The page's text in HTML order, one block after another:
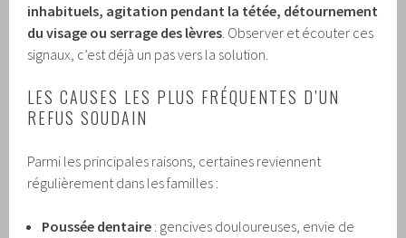
inhabituels, agitation pendant la tétée, détournement
du visage ou serrage des lèvres. Observer et écouter ces
signaux, c’est déjà un pas vers la solution.
LES CAUSES LES PLUS FRÉQUENTES D’UN
REFUS SOUDAIN
Parmi les principales raisons, certaines reviennent
régulièrement dans les familles :
Poussée dentaire : gencives douloureuses, envie de